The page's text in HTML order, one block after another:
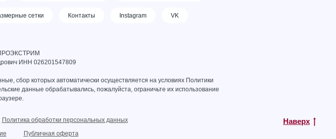
сетки Контакты Instagram VK
ИНН 026201547809
сбор которых автоматически осуществляется на условиях Политики
данные обрабатывались, пожалуйста, ограничьте их использование
Политика обработки персональных данных
Публичная оферта
Наверх